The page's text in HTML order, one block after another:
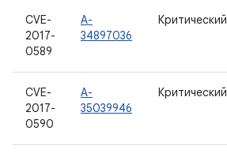
CVE-
2017-
0589
A-
34897036
Критический
CVE-
2017-
0590
A-
35039946
Критический